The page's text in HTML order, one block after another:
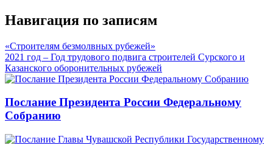
Навигация по записям
«Строителям безмолвных рубежей»
2021 год – Год трудового подвига строителей Сурского и
Казанского оборонительных рубежей
Послание Президента России Федеральному
Собранию